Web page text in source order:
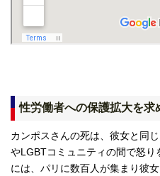
性労働者への保護拡大を求
カンポスさんの死は、彼女と同
やLGBTコミュニティの間で怒り
には、パリに数百人が集まり彼